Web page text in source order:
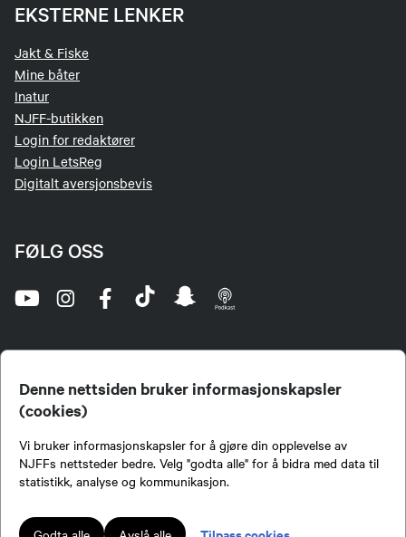
Denne nettsiden bruker informasjonskapsler
(cookies)
Vi bruker informasjonskapsler for å gjøre din opplevelse av
NJFFs nettsteder bedre. Velg "godta alle" for å bidra med data til
statistikk, analyse og kommunikasjon.
EKSTERNE LENKER
Jakt & Fiske
Mine båter
Inatur
NJFF-butikken
Login for redaktører
Login LetsReg
Digitalt aversjonsbevis
FØLG OSS
jegere og sportsfiskere og et av de viktigste miljøene for formidling av kunnskap om jakt og
fiske i Norge. Vi er en partipolitisk nøytral organisasjon, men har et sterkt jakt-, fiske-, og
naturpolitisk engasjement i mange saker.
Lokalforeninger tilsluttet Norges Jeger- og Fiskerforbund har ansvar for innhold de